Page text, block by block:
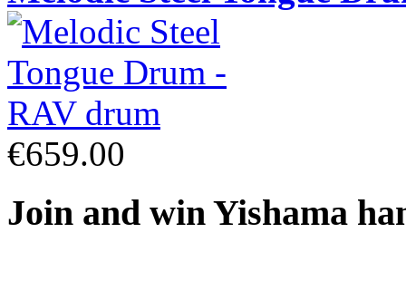
€659.00
Join and win Yishama